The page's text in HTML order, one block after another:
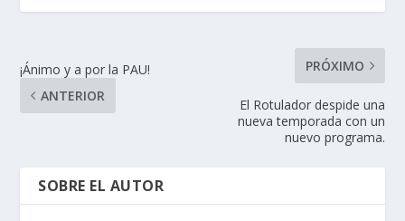
¡Ánimo y a por la PAU!
ANTERIOR
PRÓXIMO
El Rotulador despide una
nueva temporada con un
nuevo programa.
SOBRE EL AUTOR